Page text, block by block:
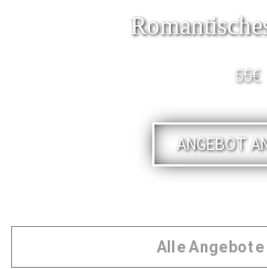
55€
ANGEBOT
Alle Angebote